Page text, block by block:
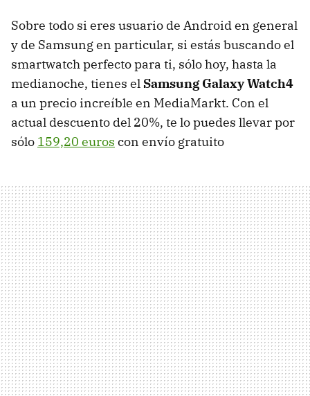
Sobre todo si eres usuario de Android en general
y de Samsung en particular, si estás buscando el
smartwatch perfecto para ti, sólo hoy, hasta la
medianoche, tienes el Samsung Galaxy Watch4
a un precio increíble en MediaMarkt. Con el
actual descuento del 20%, te lo puedes llevar por
sólo 159,20 euros con envío gratuito